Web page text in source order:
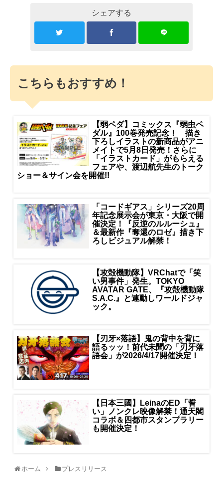
シェアする
こちらもおすすめ！
【弱ペダ】コミックス『弱虫ペ
ダル』100巻発売記念！ 描き
下ろしイラストの新商品がアニ
メイトで5月8日発売！さらに
「イラストカード」がもらえる
フェアや、渡辺航先生のトーク
ショー＆サイン会を開催!!
「コードギアス」シリーズ20周
年記念展示会が東京・大阪で開
催決定！『反逆のルルーシュ』
＆最新作『奪還のロゼ』描き下
ろしビジュアル解禁！
【攻殻機動隊】VRChatで「笑
い男事件」発生。TOKYO
AVATAR GATE、『攻殻機動隊
S.A.C.』と連動しワールドジャ
ック。
【刃牙×落語】鬼の背中を背に
語るッッ！前代未聞の「刃牙落
語会」が2026/4/17開催決定！
【日本三國】LeinaのED「誓
い」ノンクレ映像解禁！通天閣
コラボ＆四都市スタンプラリー
も開催決定！
ホーム プレスリリース